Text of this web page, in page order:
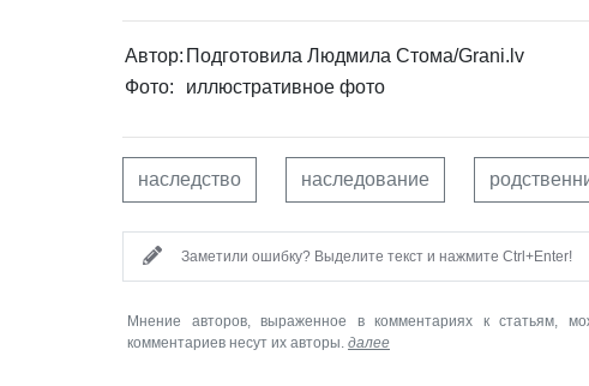
Автор: Подготовила Людмила Стома/Grani.lv
Фото:
иллюстративное фото
наследство наследование
Заметили ошибку? Выделите текст и нажмите Ctrl+Enter!
Мнение авторов, выраженное в комментариях к статьям,
комментариев несут их авторы. далее